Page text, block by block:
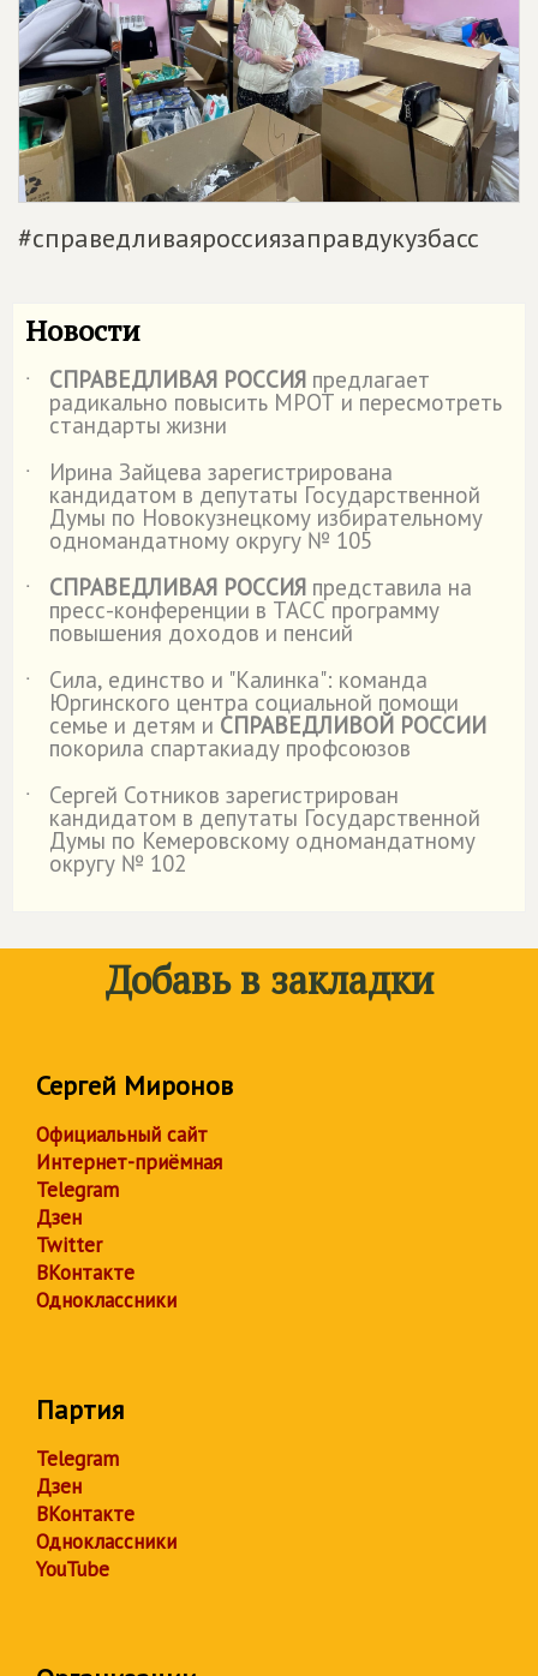
#справедливаяроссиязаправдукузбасс
Новости
˙ СПРАВЕДЛИВАЯ РОССИЯ предлагает
радикально повысить МРОТ и пересмотреть
стандарты жизни
˙
Ирина Зайцева зарегистрирована
кандидатом в депутаты Государственной
Думы по Новокузнецкому избирательному
одномандатному округу № 105
˙
СПРАВЕДЛИВАЯ РОССИЯ представила на
пресс-конференции в ТАСС программу
повышения доходов и пенсий
˙
Сила, единство и "Калинка": команда
Юргинского центра социальной помощи
семье и детям и СПРАВЕДЛИВОЙ РОССИИ
покорила спартакиаду профсоюзов
˙
Сергей Сотников зарегистрирован
кандидатом в депутаты Государственной
Думы по Кемеровскому одномандатному
округу № 102
Добавь в закладки
Сергей Миронов
Официальный сайт
Интернет-приёмная
Telegram
Дзен
Twitter
ВКонтакте
Одноклассники
Партия
Telegram
Дзен
ВКонтакте
Одноклассники
YouTube